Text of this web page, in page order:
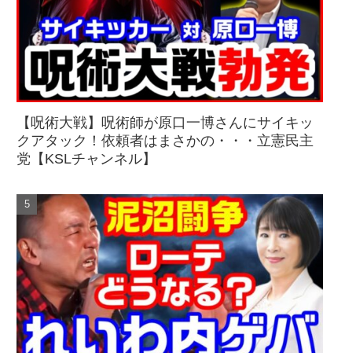
【呪術大戦】呪術師が原口一博さんにサイキッ
クアタック！依頼者はまさかの・・・立憲民主
党【KSLチャンネル】